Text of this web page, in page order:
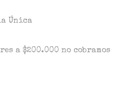
Única
a $200.000 no cobramos